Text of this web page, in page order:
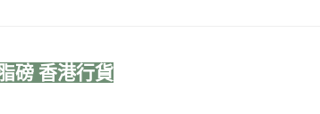
磅 香港行貨